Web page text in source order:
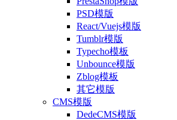
PSD模版
React/Vuejs模版
Tumblr模版
Typecho模板
Unbounce模版
Zblog模板
其它模版
CMS模版
DedeCMS模版